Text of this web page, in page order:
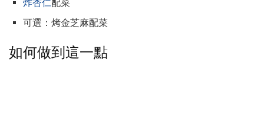
炸杏仁配菜
可選：烤金芝麻配菜
如何做到這一點